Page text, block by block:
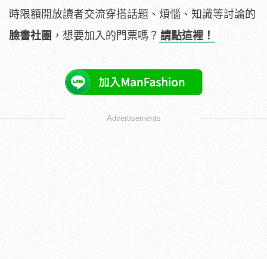
時限額開放讀者交流穿搭話題、煩惱、知識等討論的
臉書社團 ，想要加入的門票嗎？ 請點這裡！
Advertisements